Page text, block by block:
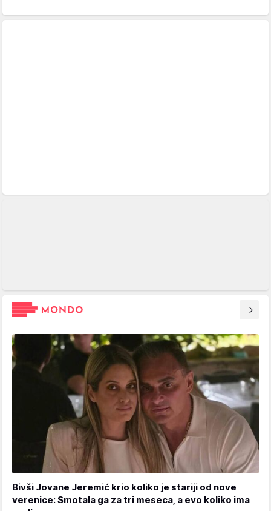
Bivši Jovane Jeremić krio koliko je stariji od nove
verenice: Smotala ga za tri meseca, a evo koliko ima